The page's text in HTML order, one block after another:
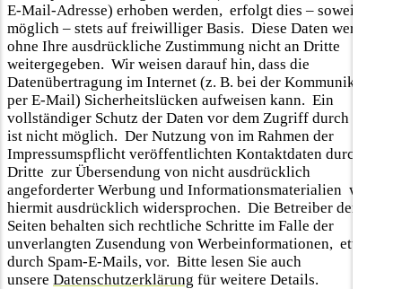
E-Mail-Adresse) erhoben werden, erfolgt dies – soweit
möglich – stets auf freiwilliger Basis. Diese Daten werden
ohne Ihre ausdrückliche Zustimmung nicht an Dritte
weitergegeben. Wir weisen darauf hin, dass die
Datenübertragung im Internet (z. B. bei der Kommunikation
per E-Mail) Sicherheitslücken aufweisen kann. Ein
vollständiger Schutz der Daten vor dem Zugriff durch Dritte
ist nicht möglich. Der Nutzung von im Rahmen der
Impressumspflicht veröffentlichten Kontaktdaten durch
Dritte zur Übersendung von nicht ausdrücklich
angeforderter Werbung und Informationsmaterialien wird
hiermit ausdrücklich widersprochen. Die Betreiber der
Seiten behalten sich rechtliche Schritte im Falle der
unverlangten Zusendung von Werbeinformationen, etwa
durch Spam-E-Mails, vor. Bitte lesen Sie auch
unsere Datenschutzerklärung für weitere Details.